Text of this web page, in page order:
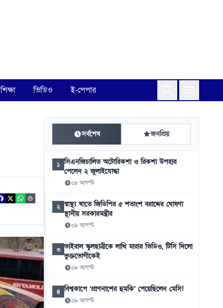
শিক্ষা ভিডিও ই-পেপার
সর্বশেষ জনপ্রিয়
১ সিএনজিচালিত অটোরিকশা ও রিকশা উপহার
পেলেন ২ জুলাইযোদ্ধা
০৮ আগস্ট
২ স্বাস্থ্য খাতে জিডিপির ৫ শতাংশ বরাদ্দের ঘোষণা
স্থানীয় সরকারমন্ত্রীর
০৮ আগস্ট
৩ ভাইরাল স্কুলছাত্রীকে লাথি মারার ভিডিও, টিসি দিলো
ভুক্তভোগীকেই
০৮ আগস্ট
৪ বিশ্বকাপে ‘প্রাণনাশের হুমকি’ পেয়েছিলেন মেসি!
০৮ আগস্ট